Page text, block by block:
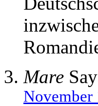
Mare
November